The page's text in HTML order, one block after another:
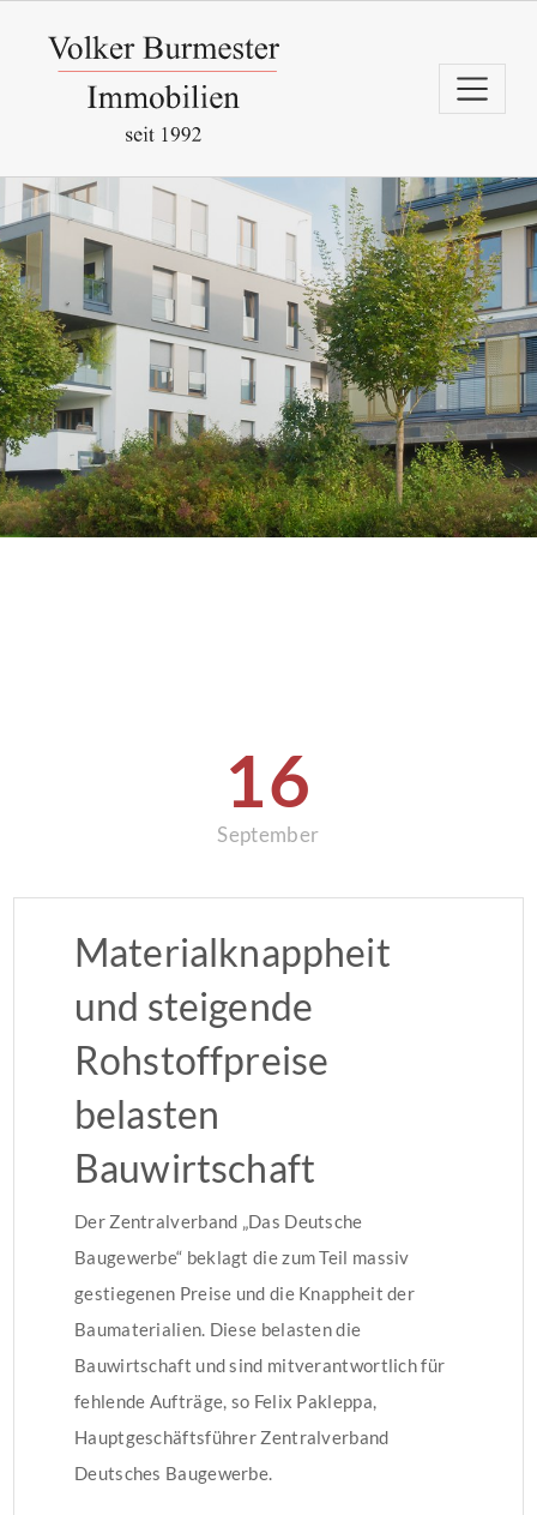
16
September
Materialknappheit
und steigende
Rohstoffpreise
belasten
Bauwirtschaft
Der Zentralverband „Das Deutsche
Baugewerbe“ beklagt die zum Teil massiv
gestiegenen Preise und die Knappheit der
Baumaterialien. Diese belasten die
Bauwirtschaft und sind mitverantwortlich für
fehlende Aufträge, so Felix Pakleppa,
Hauptgeschäftsführer Zentralverband
Deutsches Baugewerbe.